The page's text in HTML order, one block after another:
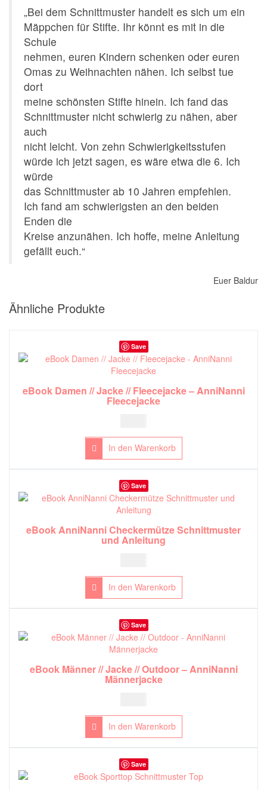
„Bei dem Schnittmuster handelt es sich um ein
Mäppchen für Stifte. Ihr könnt es mit in die
Schule
nehmen, euren Kindern schenken oder euren
Omas zu Weihnachten nähen. Ich selbst tue
dort
meine schönsten Stifte hinein. Ich fand das
Schnittmuster nicht schwierig zu nähen, aber
auch
nicht leicht. Von zehn Schwierigkeitsstufen
würde ich jetzt sagen, es wäre etwa die 6. Ich
würde
das Schnittmuster ab 10 Jahren empfehlen.
Ich fand am schwierigsten an den beiden
Enden die
Kreise anzunähen. Ich hoﬀe, meine Anleitung
gefällt euch.“
Euer Baldur
Ähnliche Produkte
Save
eBook Damen // Jacke // Fleecejacke – AnniNanni
Fleecejacke
In den Warenkorb
Save
eBook AnniNanni Checkermütze Schnittmuster
und Anleitung
In den Warenkorb
Save
eBook Männer // Jacke // Outdoor – AnniNanni
Männerjacke
In den Warenkorb
Save